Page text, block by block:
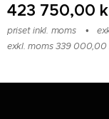
423 750,00
priset inkl. moms
exkl. moms 339 000,00